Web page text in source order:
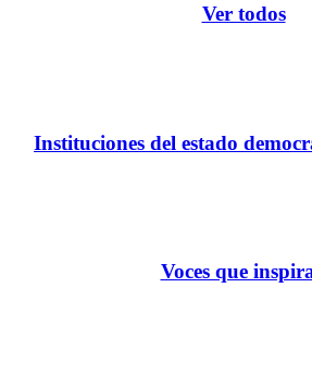
Ver todos
Instituciones del estado
Voces que